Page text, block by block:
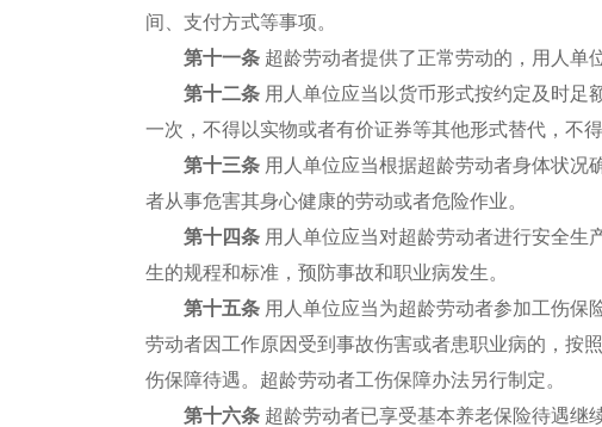
间、支付方式等事项。
第十一条 超龄劳动者提供了正常劳动的，用人单
第十二条 用人单位应当以货币形式按约定及时足
一次，不得以实物或者有价证券等其他形式替代，不
第十三条 用人单位应当根据超龄劳动者身体状况
者从事危害其身心健康的劳动或者危险作业。
第十四条 用人单位应当对超龄劳动者进行安全生
生的规程和标准，预防事故和职业病发生。
第十五条 用人单位应当为超龄劳动者参加工伤保
劳动者因工作原因受到事故伤害或者患职业病的，按
伤保障待遇。超龄劳动者工伤保障办法另行制定。
第十六条 超龄劳动者已享受基本养老保险待遇继